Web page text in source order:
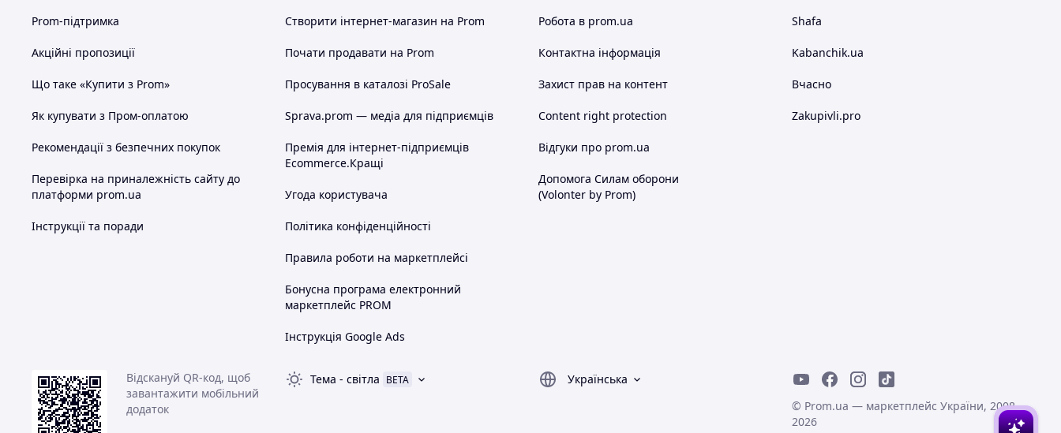
Prom-підтримка
Акційні пропозиції
Що таке «Купити з Prom»
Як купувати з Пром-оплатою
Рекомендації з безпечних покупок
Перевірка на приналежність сайту до
платформи prom.ua
Інструкції та поради
Створити інтернет-магазин на Prom
Почати продавати на Prom
Просування в каталозі ProSale
Sprava.prom — медіа для підприємців
Премія для інтернет-підприємців
Ecommerce.Кращі
Угода користувача
Політика конфіденційності
Правила роботи на маркетплейсі
Бонусна програма електронний
маркетплейс PROM
Інструкція Google Ads
Робота в prom.ua
Контактна інформація
Захист прав на контент
Content right protection
Відгуки про prom.ua
Допомога Силам оборони
(Volonter by Prom)
Shafa
Kabanchik.ua
Вчасно
Zakupivli.pro
Відскануй QR-код, щоб
завантажити мобільний
додаток
Тема - світла BETA
Українська
© Prom.ua — маркетплейс України, 2008-
2026